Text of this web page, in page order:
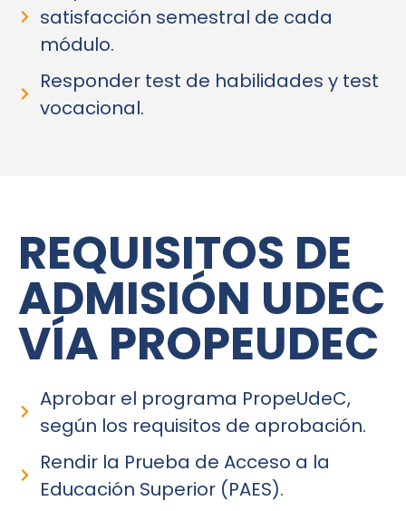
satisfacción semestral de cada
módulo.
Responder test de habilidades y test
vocacional.
REQUISITOS DE
ADMISIÓN UDEC
VÍA PROPEUDEC
Aprobar el programa PropeUdeC,
según los requisitos de aprobación.
Rendir la Prueba de Acceso a la
Educación Superior (PAES).